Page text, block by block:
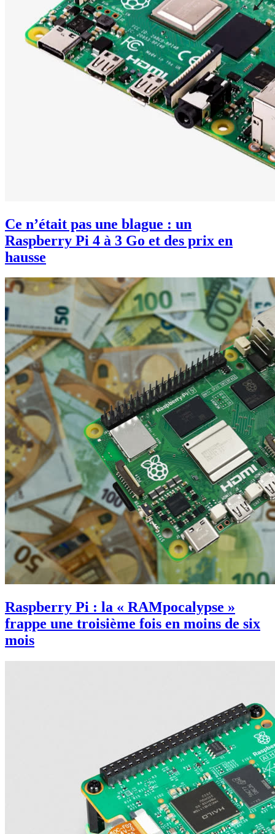
Ce n’était pas une blague : un
Raspberry Pi 4 à 3 Go et des prix en
hausse
Raspberry Pi : la « RAMpocalypse »
frappe une troisième fois en moins de six
mois